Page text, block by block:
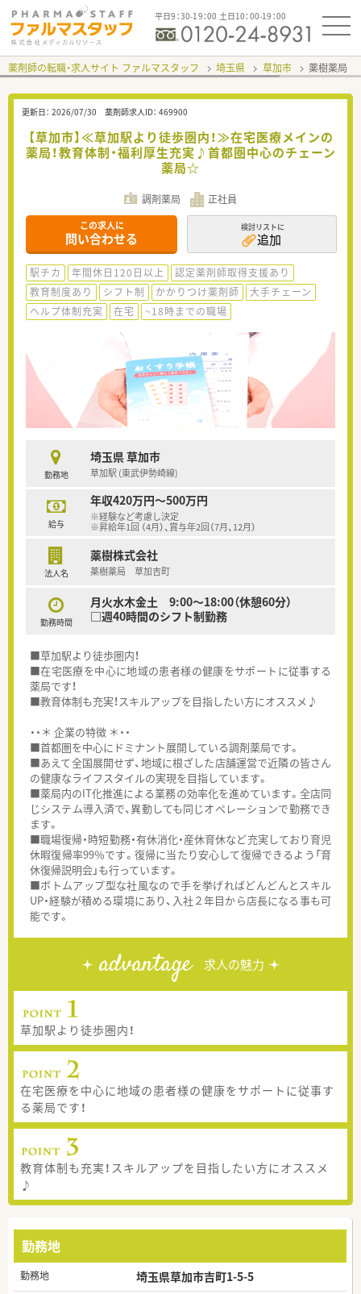
平日9：30-19：00 土日10：00-19：00
薬剤師の転職・求人サイト ファルマスタッフ 埼玉県 草加市 薬樹薬局
更新日： 2026/07/30 薬剤師求人ID： 469900
【草加市】≪草加駅より徒歩圏内！≫在宅医療メインの
薬局！教育体制・福利厚生充実♪首都圏中心のチェーン
薬局☆
調剤薬局 正社員
この求人に
問い合わせる
検討リストに
追加
駅チカ 年間休日120日以上
認定薬剤師取得支援あり
教育制度あり
シフト制 かかりつけ薬剤師
大手チェーン
ヘルプ体制充実
在宅 ~18時までの職場
勤務地
埼玉県 草加市
草加駅 (東武伊勢崎線)
給与
年収420万円～500万円
※経験など考慮し決定
※昇給年1回 （4月）、賞与年2回（7月、12月）
法人名
薬樹株式会社
薬樹薬局 草加吉町
勤務時間
月火水木金土 9:00～18:00（休憩60分）
□週40時間のシフト制勤務
■草加駅より徒歩圏内！
■在宅医療を中心に地域の患者様の健康をサポートに従事する
薬局です！
■教育体制も充実！スキルアップを目指したい方にオススメ♪
・・＊ 企業の特徴 ＊・・
■首都圏を中心にドミナント展開している調剤薬局です。
■あえて全国展開せず、地域に根ざした店舗運営で近隣の皆さん
の健康なライフスタイルの実現を目指しています。
■薬局内のIT化推進による業務の効率化を進めています。全店同
じシステム導入済で、異動しても同じオペレーションで勤務でき
ます。
■職場復帰・時短勤務・有休消化・産休育休など充実しており育児
休暇復帰率99％です。復帰に当たり安心して復帰できるよう「育
休復帰説明会」も行っています。
■ボトムアップ型な社風なので手を挙げればどんどんとスキル
UP・経験が積める環境にあり、入社２年目から店長になる事も可
能です。
advantage 求人の魅力
草加駅より徒歩圏内！
在宅医療を中心に地域の患者様の健康をサポートに従事す
る薬局です！
教育体制も充実！スキルアップを目指したい方にオススメ
♪
勤務地
勤務地 埼玉県草加市吉町1-5-5